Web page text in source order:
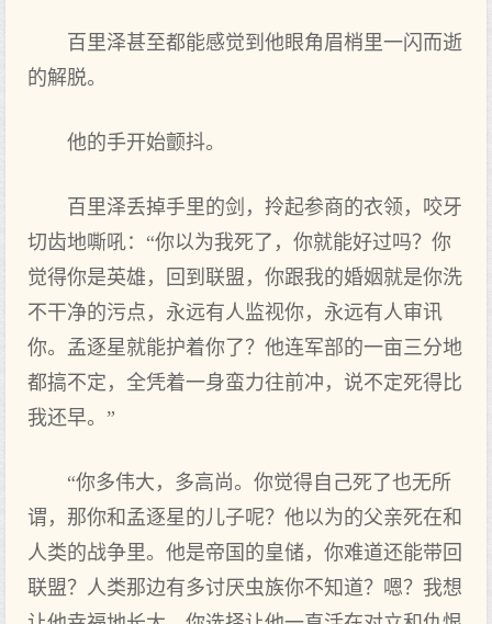
百里泽甚至都能感觉到他眼角眉梢里一闪而逝
的解脱。
他的手开始颤抖。
百里泽丢掉手里的剑，拎起参商的衣领，咬牙
切齿地嘶吼：“你以为我死了，你就能好过吗？你
觉得你是英雄，回到联盟，你跟我的婚姻就是你洗
不干净的污点，永远有人监视你，永远有人审讯
你。孟逐星就能护着你了？他连军部的一亩三分地
都搞不定，全凭着一身蛮力往前冲，说不定死得比
我还早。”
“你多伟大，多高尚。你觉得自己死了也无所
谓，那你和孟逐星的儿子呢？他以为的父亲死在和
人类的战争里。他是帝国的皇储，你难道还能带回
联盟？人类那边有多讨厌虫族你不知道？嗯？我想